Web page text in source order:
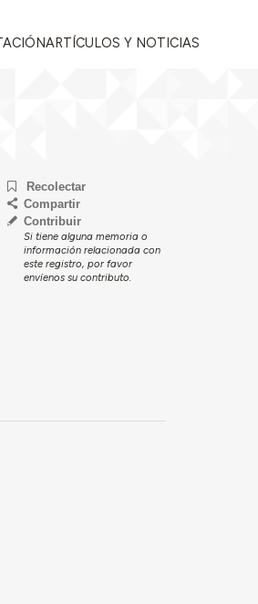
ARTÍCULOS Y NOTICIAS
Recolectar
Compartir
Contribuir
Si tiene alguna memoria o
información relacionada con
este registro, por favor
envíenos su contributo.